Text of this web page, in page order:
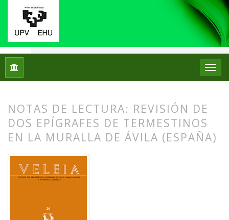
Inicio Núm. 26 (2009): Puesta en escena y
NOTAS DE LECTURA: REVISIÓN DE
DOS EPÍGRAFES DE TERMESTINOS
EN LA MURALLA DE ÁVILA (ESPAÑA)